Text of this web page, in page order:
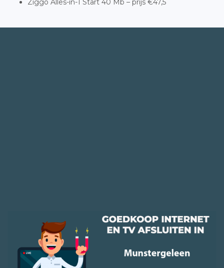
Ziggo Alles-in-1 Start 40 Mb – prijs €47,5